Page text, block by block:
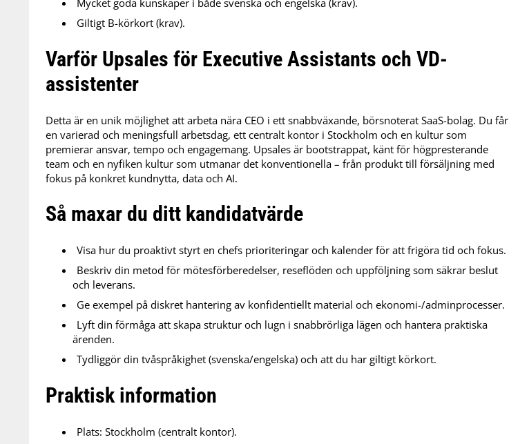
Mycket goda kunskaper i både svenska och engelska (krav).
Giltigt B-körkort (krav).
Varför Upsales för Executive Assistants och VD-
assistenter
Detta är en unik möjlighet att arbeta nära CEO i ett snabbväxande, börsnoterat SaaS-bolag. Du får
en varierad och meningsfull arbetsdag, ett centralt kontor i Stockholm och en kultur som
premierar ansvar, tempo och engagemang. Upsales är bootstrappat, känt för högpresterande
team och en nyfiken kultur som utmanar det konventionella – från produkt till försäljning med
fokus på konkret kundnytta, data och AI.
Så maxar du ditt kandidatvärde
Visa hur du proaktivt styrt en chefs prioriteringar och kalender för att frigöra tid och fokus.
Beskriv din metod för mötesförberedelser, reseflöden och uppföljning som säkrar beslut
och leverans.
Ge exempel på diskret hantering av konfidentiellt material och ekonomi-/adminprocesser.
Lyft din förmåga att skapa struktur och lugn i snabbrörliga lägen och hantera praktiska
ärenden.
Tydliggör din tvåspråkighet (svenska/engelska) och att du har giltigt körkort.
Praktisk information
Plats: Stockholm (centralt kontor).